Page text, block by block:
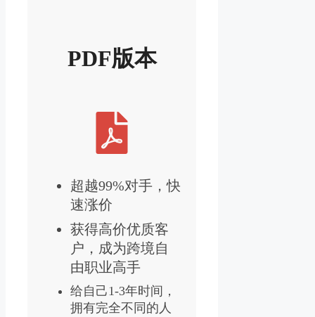
PDF版本
超越99%对手，快
速涨价
获得高价优质客
户，成为跨境自
由职业高手
给自己1-3年时间，
拥有完全不同的人